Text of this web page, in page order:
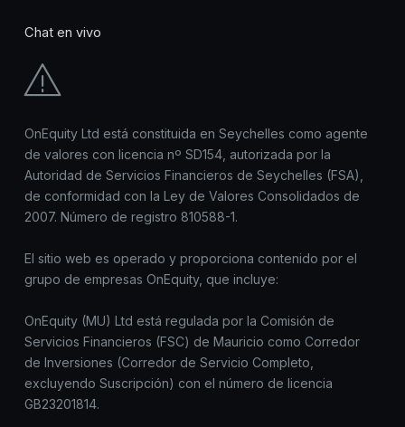
Chat en vivo
OnEquity Ltd está constituida en Seychelles como agente
de valores con licencia nº SD154, autorizada por la
Autoridad de Servicios Financieros de Seychelles (FSA),
de conformidad con la Ley de Valores Consolidados de
2007. Número de registro 810588-1.
El sitio web es operado y proporciona contenido por el
grupo de empresas OnEquity, que incluye:
OnEquity (MU) Ltd está regulada por la Comisión de
Servicios Financieros (FSC) de Mauricio como Corredor
de Inversiones (Corredor de Servicio Completo,
excluyendo Suscripción) con el número de licencia
GB23201814.